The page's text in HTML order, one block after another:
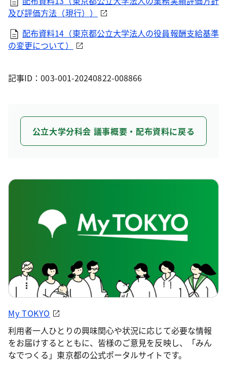
及び評価方法（現行））
配布資料14（東京都公立大学法人の役員報酬支給基準
の変更について）
記事ID：003-001-20240822-008866
公立大学分科会 議事概要・配布資料に戻る
My TOKYO
利用者一人ひとりの興味関心や状況に応じて必要な情報
をお届けするとともに、皆様のご意見を反映し、「みん
なでつくる」東京都の公式ポータルサイトです。